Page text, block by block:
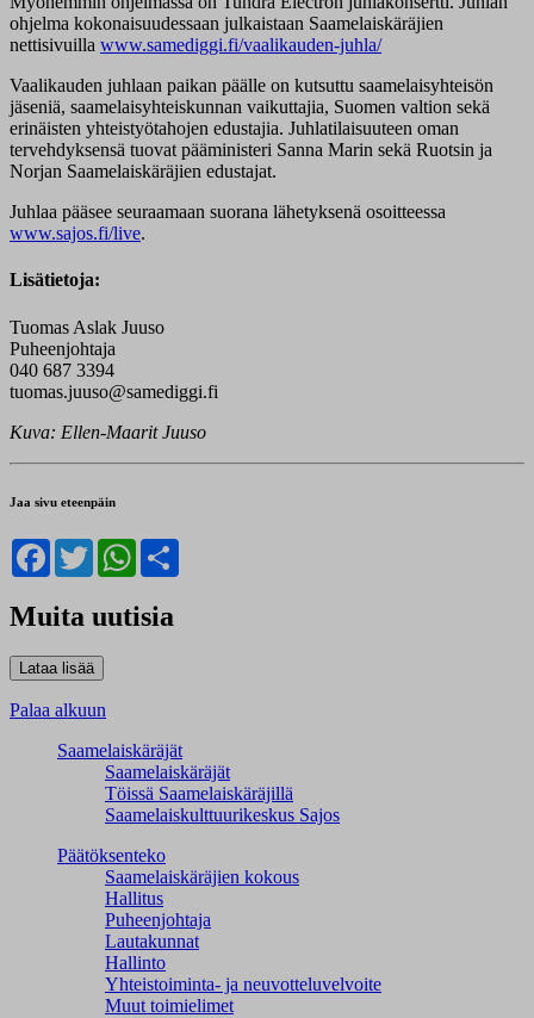
ohjelma kokonaisuudessaan julkaistaan Saamelaiskäräjien
nettisivuilla www.samediggi.fi/vaalikauden-juhla/
Vaalikauden juhlaan paikan päälle on kutsuttu saamelaisyhteisön
jäseniä, saamelaisyhteiskunnan vaikuttajia, Suomen valtion sekä
erinäisten yhteistyötahojen edustajia. Juhlatilaisuuteen oman
tervehdyksensä tuovat pääministeri Sanna Marin sekä Ruotsin ja
Norjan Saamelaiskäräjien edustajat.
Juhlaa pääsee seuraamaan suorana lähetyksenä osoitteessa
www.sajos.fi/live.
Lisätietoja:
Tuomas Aslak Juuso
Puheenjohtaja
040 687 3394
tuomas.juuso@samediggi.fi
Kuva: Ellen-Maarit Juuso
Jaa sivu eteenpäin
Facebook
TwitterWhatsApp
Muita uutisia
Palaa alkuun
Saamelaiskäräjät
Saamelaiskäräjät
Töissä Saamelaiskäräjillä
Saamelaiskulttuuri­keskus Sajos
Päätöksenteko
Saamelaiskäräjien kokous
Hallitus
Puheenjohtaja
Lautakunnat
Hallinto
Yhteistoiminta- ja neuvotteluvelvoite
Muut toimielimet